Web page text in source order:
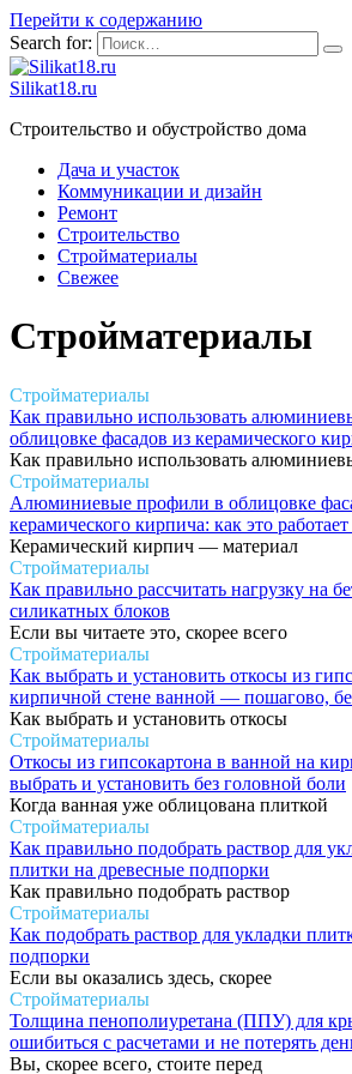
Перейти к содержанию
Search for:
Silikat18.ru
Строительство и обустройство дома
Дача и участок
Коммуникации и дизайн
Ремонт
Строительство
Стройматериалы
Свежее
Стройматериалы
Стройматериалы
Как правильно использовать
облицовке фасадов из керамического
Как правильно использовать
Стройматериалы
Алюминиевые профили в облицовке
керамического кирпича: как это
Керамический кирпич — материал
Стройматериалы
Как правильно рассчитать нагрузку на
силикатных блоков
Если вы читаете это, скорее всего
Стройматериалы
Как выбрать и установить откосы из
кирпичной стене ванной — пошагово,
Как выбрать и установить откосы
Стройматериалы
Откосы из гипсокартона в ванной на
выбрать и установить без головной боли
Когда ванная уже облицована плиткой
Стройматериалы
Как правильно подобрать раствор для
плитки на древесные подпорки
Как правильно подобрать раствор
Стройматериалы
Как подобрать раствор для укладки
подпорки
Если вы оказались здесь, скорее
Стройматериалы
Толщина пенополиуретана (ППУ) для
ошибиться с расчетами и не потерять
Вы, скорее всего, стоите перед